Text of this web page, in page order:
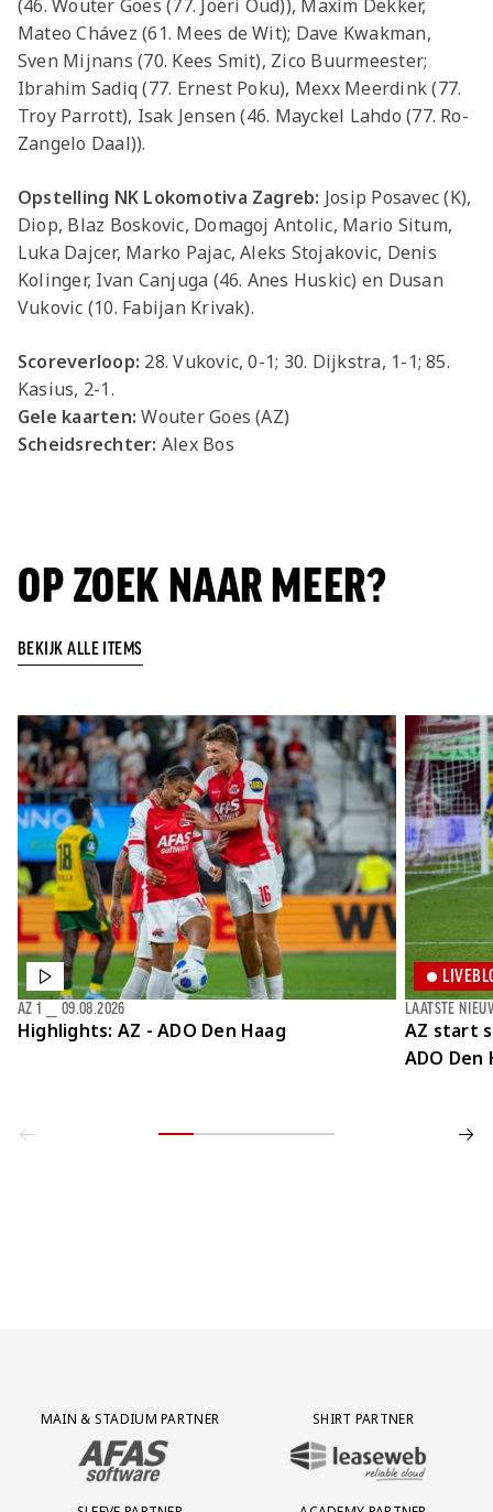
(46. Wouter Goes (77. Joeri Oud)), Maxim Dekker,
Mateo Chávez (61. Mees de Wit); Dave Kwakman,
Sven Mijnans (70. Kees Smit), Zico Buurmeester;
Ibrahim Sadiq (77. Ernest Poku), Mexx Meerdink (77.
Troy Parrott), Isak Jensen (46. Mayckel Lahdo (77. Ro-
Zangelo Daal)).
Opstelling NK Lokomotiva Zagreb: Josip Posavec (K),
Diop, Blaz Boskovic, Domagoj Antolic, Mario Situm,
Luka Dajcer, Marko Pajac, Aleks Stojakovic, Denis
Kolinger, Ivan Canjuga (46. Anes Huskic) en Dusan
Vukovic (10. Fabijan Krivak).
Scoreverloop: 28. Vukovic, 0-1; 30. Dijkstra, 1-1; 85.
Kasius, 2-1.
Gele kaarten: Wouter Goes (AZ)
Scheidsrechter: Alex Bos
OP ZOEK NAAR MEER?
BEKIJK ALLE ITEMS
Highlights: AZ - ADO Den Haag
AZ 1 09.08.2026
AZ start
ADO Den
LAATSTE
Partner Logos Grid
MAIN & STADIUM PARTNER
BEZOEK ONZE MAIN & STADIUM PARTNER AFAS SOFTWARE
SHIRT PARTNER
BEZOEK ONZE SHIRT PARTNER